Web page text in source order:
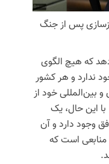
پس از جنگ
که هیچ الگوی
ندارد و هر کشور
بین‌المللی خود از
با این حال، یک
وجود دارد و آن
منابعی است که